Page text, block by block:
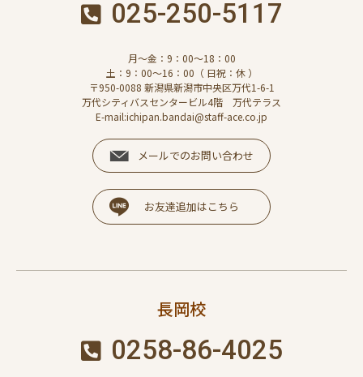
025-250-5117
月～金：9：00～18：00
土：9：00～16：00（ 日祝：休 ）
〒950-0088 新潟県新潟市中央区万代1-6-1
万代シティバスセンタービル4階 万代テラス
E-mail:ichipan.bandai@staff-ace.co.jp
メールでのお問い合わせ
お友達追加はこちら
長岡校
0258-86-4025